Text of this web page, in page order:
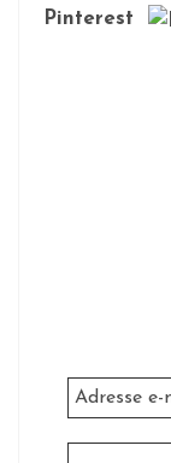
Pinterest